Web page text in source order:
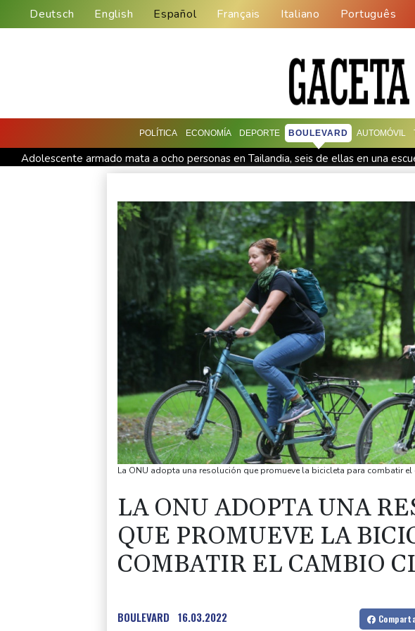
Deutsch English Español Français Italiano Português
POLÍTICA ECONOMÍA DEPORTE BOULEVARD AUTOMÓVIL
Adolescente armado mata a ocho personas en Tailandia, seis de ellas en una
Gobierno y oposición inician diálogo con miras a una transición política en
El Real Madrid zanja las especulaciones y renueva a Vinícius hasta 2032
Yan Diomandé, la nueva joya del Real Madrid vale 160 millones de dólares
La ONU adopta una resolución que promueve la bicicleta para combatir
LA ONU ADOPTA UNA
QUE PROMUEVE LA
COMBATIR EL CAMBIO
BOULEVARD 16.03.2022